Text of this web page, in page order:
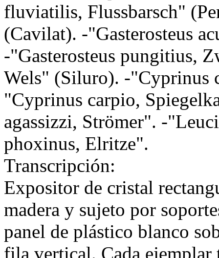
fluviatilis, Flussbarsch"
(Cavilat). -"Gasterosteus
-"Gasterosteus pungitius,
Wels" (Siluro). -"Cyprinus
"Cyprinus carpio,
agassizzi, Strömer". -
phoxinus, Elritze".
Transcripción:
Expositor de cristal
madera y sujeto por
panel de plástico blanco
fila vertical. Cada ejemplar